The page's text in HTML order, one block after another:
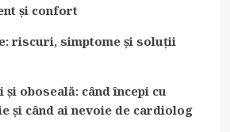
și confort
riscuri, simptome și soluții
oboseală: când începi cu
și când ai nevoie de cardiolog